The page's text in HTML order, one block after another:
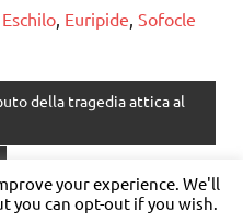
Eschilo, Euripide, Sofocle
della tragedia attica al
your experience. We'll
you can opt-out if you wish.